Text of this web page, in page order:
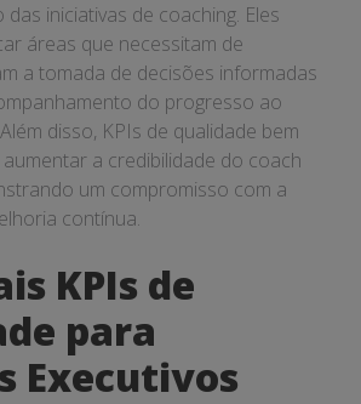
iniciativas de coaching. Eles
áreas que necessitam de
a tomada de decisões informadas
do progresso ao
disso, KPIs de qualidade bem
a credibilidade do coach
um compromisso com a
contínua.
KPIs de
para
Executivos